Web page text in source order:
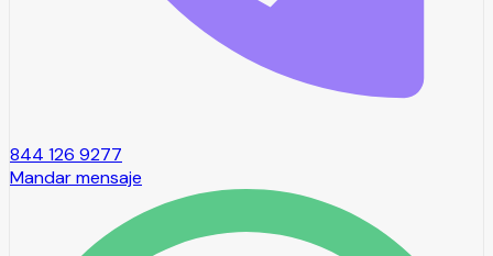
844 126 9277
Mandar mensaje